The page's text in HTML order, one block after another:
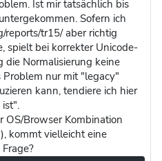
Ist mir tatsächlich bis
Sofern ich
reports/tr15/ aber richtig
spielt bei korrekter Unicode-
die Normalisierung keine
Problem nur mit "legacy"
kann, tendiere ich hier
OS/Browser Kombination
kommt vielleicht eine